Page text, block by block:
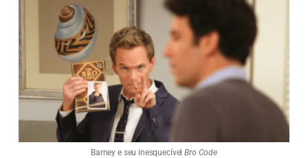
Barney e seu inesquecívelBro Code